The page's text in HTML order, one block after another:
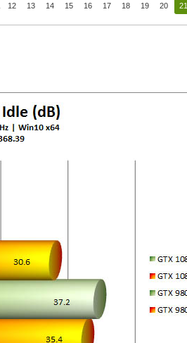
12 13 14 15 16 17 18 19 20 21